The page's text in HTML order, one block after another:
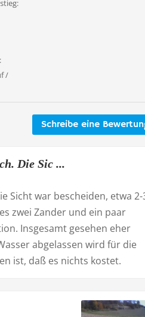
/
Schreibe eine
Die Sic ...
Sicht war bescheiden, etwa 2-
zwei Zander und ein paar
Insgesamt gesehen eher
abgelassen wird für die
ist, daß es nichts kostet.